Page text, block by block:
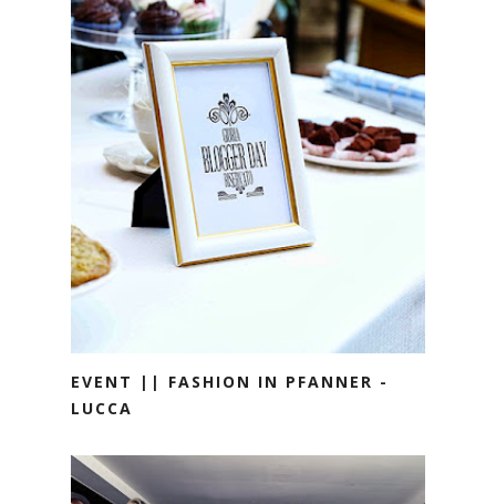
EVENT || FASHION IN PFANNER -
LUCCA